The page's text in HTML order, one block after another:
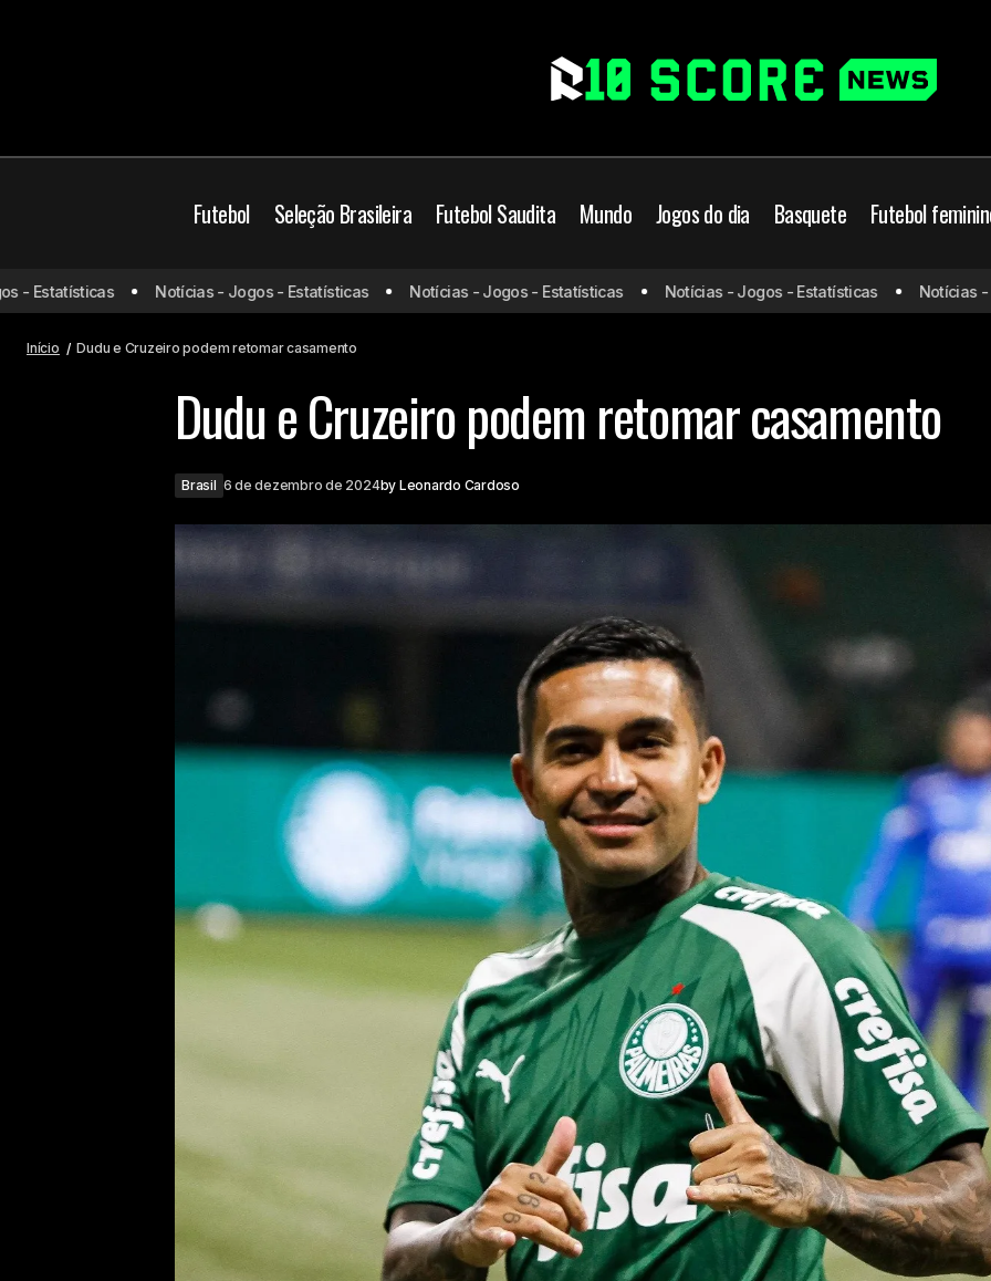
Futebol Seleção Brasileira Futebol Saudita Mundo Jogos do dia Basquete Futebol
Lisca afirma ter recebido mala branca
em 2018; confira o clube
Brasil Dudu e Cruzeiro podem retomar casamento
Notícias - Jogos - Estatísticas Notícias - Jogos - Estatísticas Notícias - Jogos - Estatísticas Notícias -
Início Dudu e Cruzeiro podem retomar casamento
Dudu e Cruzeiro podem retomar casamento
Brasil 6 de dezembro de 2024by Leonardo Cardoso